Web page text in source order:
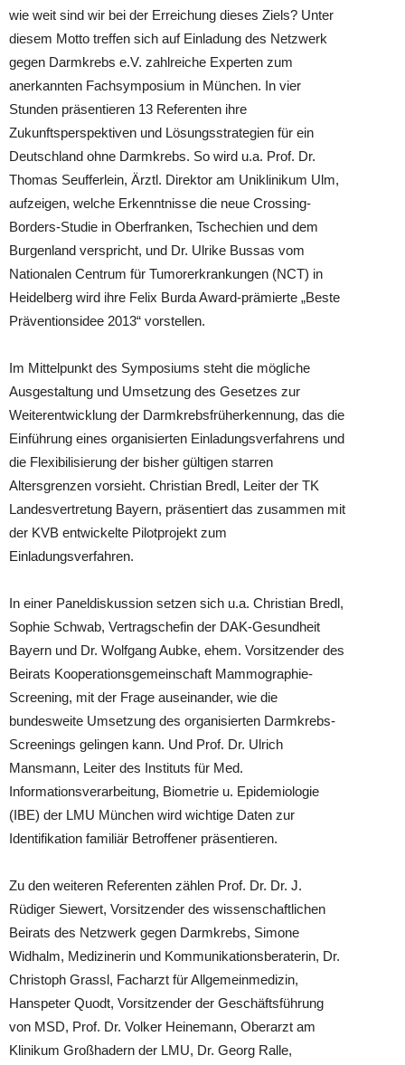
wie weit sind wir bei der Erreichung dieses Ziels? Unter
diesem Motto treffen sich auf Einladung des Netzwerk
gegen Darmkrebs e.V. zahlreiche Experten zum
anerkannten Fachsymposium in München. In vier
Stunden präsentieren 13 Referenten ihre
Zukunftsperspektiven und Lösungsstrategien für ein
Deutschland ohne Darmkrebs. So wird u.a. Prof. Dr.
Thomas Seufferlein, Ärztl. Direktor am Uniklinikum Ulm,
aufzeigen, welche Erkenntnisse die neue Crossing-
Borders-Studie in Oberfranken, Tschechien und dem
Burgenland verspricht, und Dr. Ulrike Bussas vom
Nationalen Centrum für Tumorerkrankungen (NCT) in
Heidelberg wird ihre Felix Burda Award-prämierte „Beste
Präventionsidee 2013“ vorstellen.
Im Mittelpunkt des Symposiums steht die mögliche
Ausgestaltung und Umsetzung des Gesetzes zur
Weiterentwicklung der Darmkrebsfrüherkennung, das die
Einführung eines organisierten Einladungsverfahrens und
die Flexibilisierung der bisher gültigen starren
Altersgrenzen vorsieht. Christian Bredl, Leiter der TK
Landesvertretung Bayern, präsentiert das zusammen mit
der KVB entwickelte Pilotprojekt zum
Einladungsverfahren.
In einer Paneldiskussion setzen sich u.a. Christian Bredl,
Sophie Schwab, Vertragschefin der DAK-Gesundheit
Bayern und Dr. Wolfgang Aubke, ehem. Vorsitzender des
Beirats Kooperationsgemeinschaft Mammographie-
Screening, mit der Frage auseinander, wie die
bundesweite Umsetzung des organisierten Darmkrebs-
Screenings gelingen kann. Und Prof. Dr. Ulrich
Mansmann, Leiter des Instituts für Med.
Informationsverarbeitung, Biometrie u. Epidemiologie
(IBE) der LMU München wird wichtige Daten zur
Identifikation familiär Betroffener präsentieren.
Zu den weiteren Referenten zählen Prof. Dr. Dr. J.
Rüdiger Siewert, Vorsitzender des wissenschaftlichen
Beirats des Netzwerk gegen Darmkrebs, Simone
Widhalm, Medizinerin und Kommunikationsberaterin, Dr.
Christoph Grassl, Facharzt für Allgemeinmedizin,
Hanspeter Quodt, Vorsitzender der Geschäftsführung
von MSD, Prof. Dr. Volker Heinemann, Oberarzt am
Klinikum Großhadern der LMU, Dr. Georg Ralle,